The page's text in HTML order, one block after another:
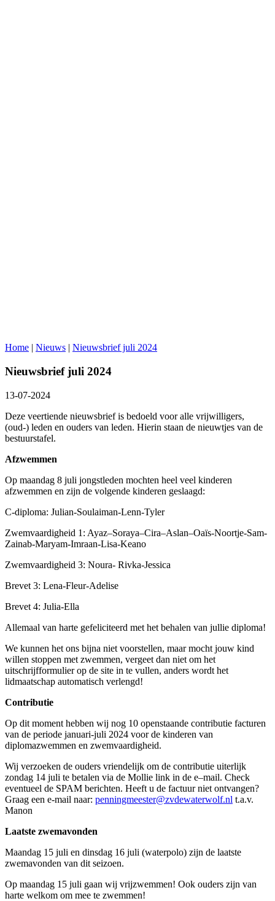
Home | Nieuws | Nieuwsbrief juli 2024
Nieuwsbrief juli 2024
13-07-2024
Deze veertiende nieuwsbrief is bedoeld voor alle vrijwilligers,
(oud-) leden en ouders van leden. Hierin staan de nieuwtjes van de
bestuurstafel.
Afzwemmen
Op maandag 8 juli jongstleden mochten heel veel kinderen
afzwemmen en zijn de volgende kinderen geslaagd:
C-diploma: Julian-Soulaiman-Lenn-Tyler
Zwemvaardigheid 1: Ayaz–Soraya–Cira–Aslan–Oaïs-Noortje-Sam-
Zainab-Maryam-Imraan-Lisa-Keano
Zwemvaardigheid 3: Noura- Rivka-Jessica
Brevet 3: Lena-Fleur-Adelise
Brevet 4: Julia-Ella
Allemaal van harte gefeliciteerd met het behalen van jullie diploma!
We kunnen het ons bijna niet voorstellen, maar mocht jouw kind
willen stoppen met zwemmen, vergeet dan niet om het
uitschrijfformulier op de site in te vullen, anders wordt het
lidmaatschap automatisch verlengd!
Contributie
Op dit moment hebben wij nog 10 openstaande contributie facturen
van de periode januari-juli 2024 voor de kinderen van
diplomazwemmen en zwemvaardigheid.
Wij verzoeken de ouders vriendelijk om de contributie uiterlijk
zondag 14 juli te betalen via de Mollie link in de e–mail. Check
eventueel de SPAM berichten. Heeft u de factuur niet ontvangen?
Graag een e-mail naar: penningmeester@zvdewaterwolf.nl t.a.v.
Manon
Laatste zwemavonden
Maandag 15 juli en dinsdag 16 juli (waterpolo) zijn de laatste
zwemavonden van dit seizoen.
Op maandag 15 juli gaan wij vrijzwemmen! Ook ouders zijn van
harte welkom om mee te zwemmen!